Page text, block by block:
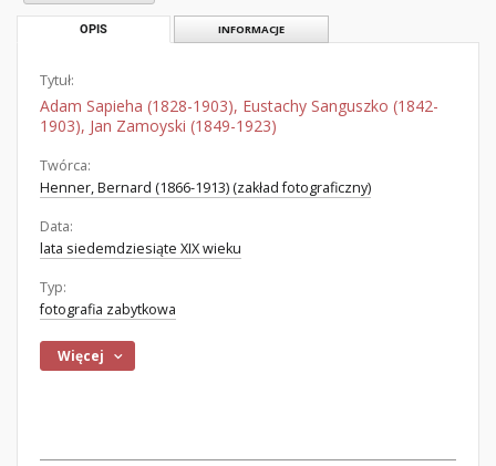
OPIS INFORMACJE
Tytuł:
Adam Sapieha (1828-1903), Eustachy Sanguszko (1842-
1903), Jan Zamoyski (1849-1923)
Twórca:
Henner, Bernard (1866-1913) (zakład fotograficzny)
Data:
lata siedemdziesiąte XIX wieku
Typ:
fotografia zabytkowa
Więcej